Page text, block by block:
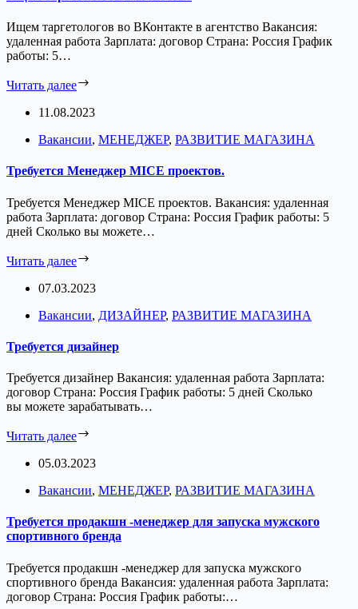
Ищем таргетологов во ВКонтакте в агентство Вакансия:
удаленная работа Зарплата: договор Страна: Россия График
работы: 5…
Читать далее
11.08.2023
Вакансии, МЕНЕДЖЕР, РАЗВИТИЕ МАГАЗИНА
Требуется Менеджер MICE проектов.
Требуется Менеджер MICE проектов. Вакансия: удаленная
работа Зарплата: договор Страна: Россия График работы: 5
дней Сколько вы можете…
Читать далее
07.03.2023
Вакансии, ДИЗАЙНЕР, РАЗВИТИЕ МАГАЗИНА
Требуется дизайнер
Требуется дизайнер Вакансия: удаленная работа Зарплата:
договор Страна: Россия График работы: 5 дней Сколько
вы можете зарабатывать…
Читать далее
05.03.2023
Вакансии, МЕНЕДЖЕР, РАЗВИТИЕ МАГАЗИНА
Требуется продакшн -менеджер для запуска мужского
спортивного бренда
Требуется продакшн -менеджер для запуска мужского
спортивного бренда Вакансия: удаленная работа Зарплата:
договор Страна: Россия График работы:…